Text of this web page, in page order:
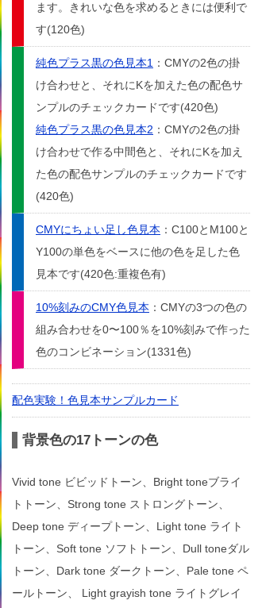
ます。きれいな色を求めるときには便利で
す(120色)
純色プラス黒の色見本1 ：CMYの2色の掛
け合わせと、それにKを加えた色の配色サ
ンプルのチェックカードです(420色)
純色プラス黒の色見本2 ：CMYの2色の掛
け合わせで作る中間色と、それにKを加え
た色の配色サンプルのチェックカードです
(420色)
CMYにちょい足し色見本 ：C100とM100と
Y100の単色をベースに他の色を足した色
見本です(420色:重複色有)
10%刻みのCMY色見本 ：CMYの3つの色の
組み合わせを0〜100％を10%刻みで作った
色のコンビネーション(1331色)
配色実験！色見本サンプルカード
背景色の17トーンの色
Vivid tone ビビッドトーン、Bright toneブライ
トトーン、Strong tone ストロングトーン、
Deep tone ディープトーン、Light tone ライト
トーン、Soft tone ソフトトーン、Dull toneダル
トーン、Dark tone ダークトーン、Pale tone ペ
ールトーン、 Light grayish tone ライトグレイ